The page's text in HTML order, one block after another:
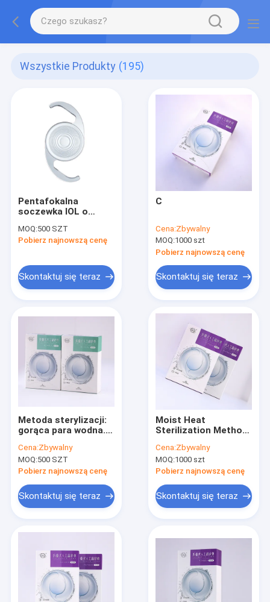
Wszystkie Produkty (195)
Pentafokalna
soczewka IOL o
widzenia (FVR) dla
wielu odległości
MOQ:500 SZT
Pobierz najnowszą cenę
Skontaktuj się teraz
C
Cena:Zbywalny
MOQ:1000 szt
Pobierz najnowszą cenę
Skontaktuj się teraz
Metoda sterylizacji:
gorąca para wodna.
wewnątrzgałkowa
hydrofilowa.
Współczynnik
1,47. Długość
całkowita: 12,75 mm.
Cena:Zbywalny
MOQ:500 SZT
Pobierz najnowszą cenę
Skontaktuj się teraz
Moist Heat
Sterilization Method
Type Intraocular
Lens Offering Stable
Optical Clarity And
Cena:Zbywalny
MOQ:1000 szt
Pobierz najnowszą cenę
Skontaktuj się teraz